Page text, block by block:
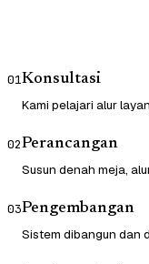
01Konsultasi
Kami pelajari alur
02Perancangan
Susun denah meja,
03Pengembangan
Sistem dibangun dan